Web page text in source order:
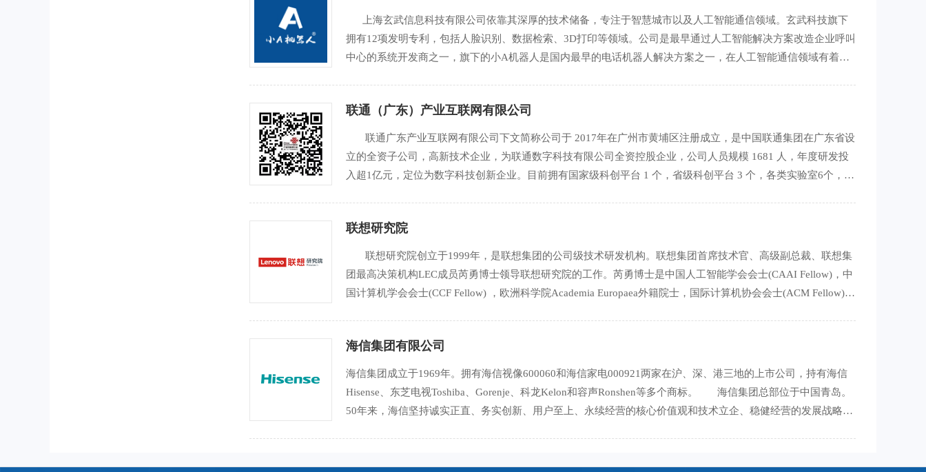
上海玄武信息科技有限公司依靠其深厚的技术储备，专注于智慧城市以及人工智能通信领域。玄武科技旗下
拥有12项发明专利，包括人脸识别、数据检索、3D打印等领域。公司是最早通过人工智能解决方案改造企业呼叫
中心的系统开发商之一，旗下的小A机器人是国内最早的电话机器人解决方案之一，在人工智能通信领域有着一
联通（广东）产业互联网有限公司
联通广东产业互联网有限公司下文简称公司于 2017年在广州市黄埔区注册成立，是中国联通集团在广东省设
立的全资子公司，高新技术企业，为联通数字科技有限公司全资控股企业，公司人员规模 1681 人，年度研发投
入超1亿元，定位为数字科技创新企业。目前拥有国家级科创平台 1 个，省级科创平台 3 个，各类实验室6个，申
联想研究院
联想研究院创立于1999年，是联想集团的公司级技术研发机构。联想集团首席技术官、高级副总裁、联想集
团最高决策机构LEC成员芮勇博士领导联想研究院的工作。芮勇博士是中国人工智能学会会士(CAAI Fellow)，中
国计算机学会会士(CCF Fellow) ，欧洲科学院Academia Europaea外籍院士，国际计算机协会会士(ACM Fellow)，
海信集团有限公司
海信集团成立于1969年。拥有海信视像600060和海信家电000921两家在沪、深、港三地的上市公司，持有海信
Hisense、东芝电视Toshiba、Gorenje、科龙Kelon和容声Ronshen等多个商标。 海信集团总部位于中国青岛。
50年来，海信坚持诚实正直、务实创新、用户至上、永续经营的核心价值观和技术立企、稳健经营的发展战略，